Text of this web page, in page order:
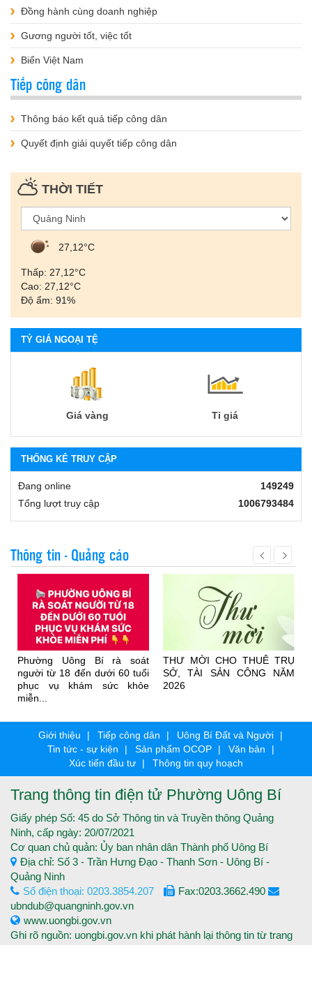
Đồng hành cùng doanh nghiệp
Gương người tốt, việc tốt
Biển Việt Nam
Tiếp công dân
Thông báo kết quả tiếp công dân
Quyết định giải quyết tiếp công dân
THỜI TIẾT
27,12°С
Thấp: 27,12°С
Cao: 27,12°С
Độ ẩm: 91%
TỶ GIÁ NGOẠI TỆ
Giá vàng Tỉ giá
THỐNG KÊ TRUY CẬP
Đang online
149249
Tổng lượt truy cập
1006793484
Thông tin - Quảng cáo
Phường Uông Bí rà soát
người từ 18 đến dưới 60 tuổi
phục vụ khám sức khỏe
miễn...
THƯ MỜI CHO THUÊ TRỤ
SỞ, TÀI SẢN CÔNG NĂM
2026
Giới thiệu Tiếp công dân
Uông Bí Đất và Người
Tin tức - sự kiện
Sản phẩm OCOP
Văn bản
Xúc tiến đầu tư
Thông tin quy hoạch
Trang thông tin điện tử Phường Uông Bí
Giấy phép Số: 45 do Sở Thông tin và Truyền thông Quảng
Ninh, cấp ngày: 20/07/2021
Cơ quan chủ quản: Ủy ban nhân dân Thành phố Uông Bí
Địa chỉ: Số 3 - Trần Hưng Đạo - Thanh Sơn - Uông Bí -
Quảng Ninh
Số điện thoại: 0203.3854.207
Fax:0203.3662.490
ubndub@quangninh.gov.vn
www.uongbi.gov.vn
Ghi rõ nguồn: uongbi.gov.vn khi phát hành lại thông tin từ trang